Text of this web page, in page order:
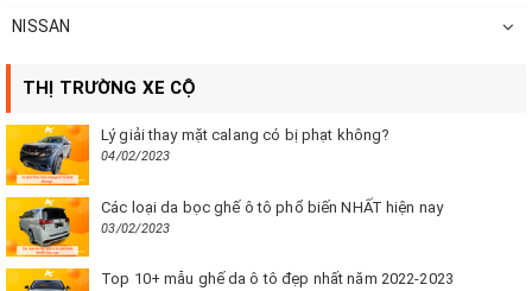
NISSAN
THỊ TRƯỜNG XE CỘ
Lý giải thay mặt calang có bị phạt không?
04/02/2023
Các loại da bọc ghế ô tô phổ biến NHẤT hiện nay
03/02/2023
Top 10+ mẫu ghế da ô tô đẹp nhất năm 2022-2023